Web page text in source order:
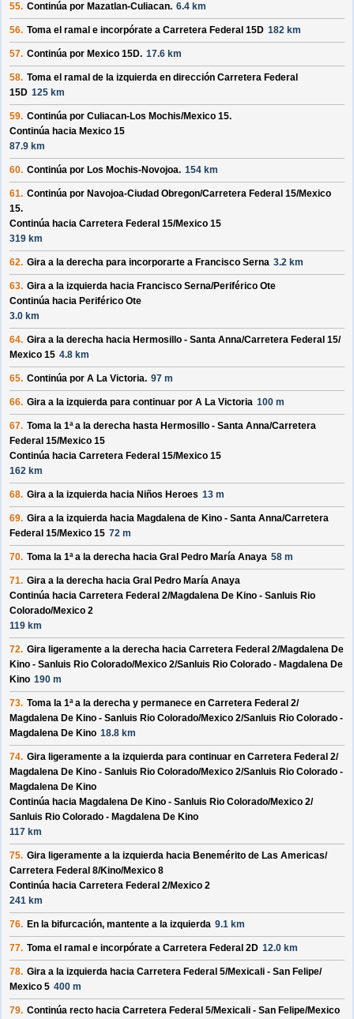
55. Continúa por Mazatlan-Culiacan. 6.4 km
56. Toma el ramal e incorpórate a Carretera Federal 15D 182 km
57. Continúa por Mexico 15D. 17.6 km
58. Toma el ramal de la izquierda en dirección Carretera Federal
15D 125 km
59. Continúa por Culiacan-Los Mochis/Mexico 15.
Continúa hacia Mexico 15
87.9 km
60. Continúa por Los Mochis-Novojoa. 154 km
61. Continúa por Navojoa-Ciudad Obregon/Carretera Federal 15/Mexico
15.
Continúa hacia Carretera Federal 15/Mexico 15
319 km
62. Gira a la derecha para incorporarte a Francisco Serna 3.2 km
63. Gira a la izquierda hacia Francisco Serna/Periférico Ote
Continúa hacia Periférico Ote
3.0 km
64. Gira a la derecha hacia Hermosillo - Santa Anna/Carretera Federal 15/
Mexico 15 4.8 km
65. Continúa por A La Victoria. 97 m
66. Gira a la izquierda para continuar por A La Victoria 100 m
67. Toma la 1ª a la derecha hasta Hermosillo - Santa Anna/Carretera
Federal 15/Mexico 15
Continúa hacia Carretera Federal 15/Mexico 15
162 km
68. Gira a la izquierda hacia Niños Heroes 13 m
69. Gira a la izquierda hacia Magdalena de Kino - Santa Anna/Carretera
Federal 15/Mexico 15 72 m
70. Toma la 1ª a la derecha hacia Gral Pedro María Anaya 58 m
71. Gira a la derecha hacia Gral Pedro María Anaya
Continúa hacia Carretera Federal 2/Magdalena De Kino - Sanluis Rio
Colorado/Mexico 2
119 km
72. Gira ligeramente a la derecha hacia Carretera Federal 2/Magdalena De
Kino - Sanluis Rio Colorado/Mexico 2/Sanluis Rio Colorado - Magdalena De
Kino 190 m
73. Toma la 1ª a la derecha y permanece en Carretera Federal 2/
Magdalena De Kino - Sanluis Rio Colorado/Mexico 2/Sanluis Rio Colorado -
Magdalena De Kino 18.8 km
74. Gira ligeramente a la izquierda para continuar en Carretera Federal 2/
Magdalena De Kino - Sanluis Rio Colorado/Mexico 2/Sanluis Rio Colorado -
Magdalena De Kino
Continúa hacia Magdalena De Kino - Sanluis Rio Colorado/Mexico 2/
Sanluis Rio Colorado - Magdalena De Kino
117 km
75. Gira ligeramente a la izquierda hacia Benemérito de Las Americas/
Carretera Federal 8/Kino/Mexico 8
Continúa hacia Carretera Federal 2/Mexico 2
241 km
76. En la bifurcación, mantente a la izquierda 9.1 km
77. Toma el ramal e incorpórate a Carretera Federal 2D 12.0 km
78. Gira a la izquierda hacia Carretera Federal 5/Mexicali - San Felipe/
Mexico 5 400 m
79. Continúa recto hacia Carretera Federal 5/Mexicali - San Felipe/Mexico